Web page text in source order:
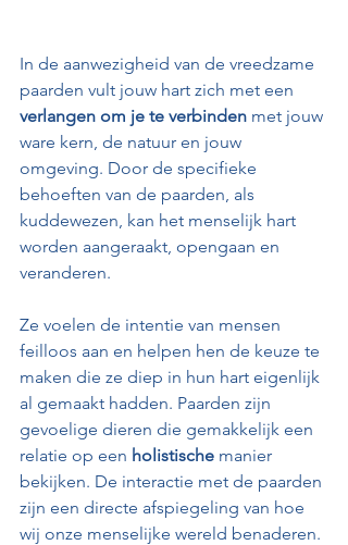
In de aanwezigheid van de vreedzame
paarden vult jouw hart zich met een
verlangen om je te verbinden met jouw
ware kern, de natuur en jouw
omgeving. Door de specifieke
behoeften van de paarden, als
kuddewezen, kan het menselijk hart
worden aangeraakt, opengaan en
veranderen.
Ze voelen de intentie van mensen
feilloos aan en helpen hen de keuze te
maken die ze diep in hun hart eigenlijk
al gemaakt hadden. Paarden zijn
gevoelige dieren die gemakkelijk een
relatie op een holistische manier
bekijken. De interactie met de paarden
zijn een directe afspiegeling van hoe
wij onze menselijke wereld benaderen.